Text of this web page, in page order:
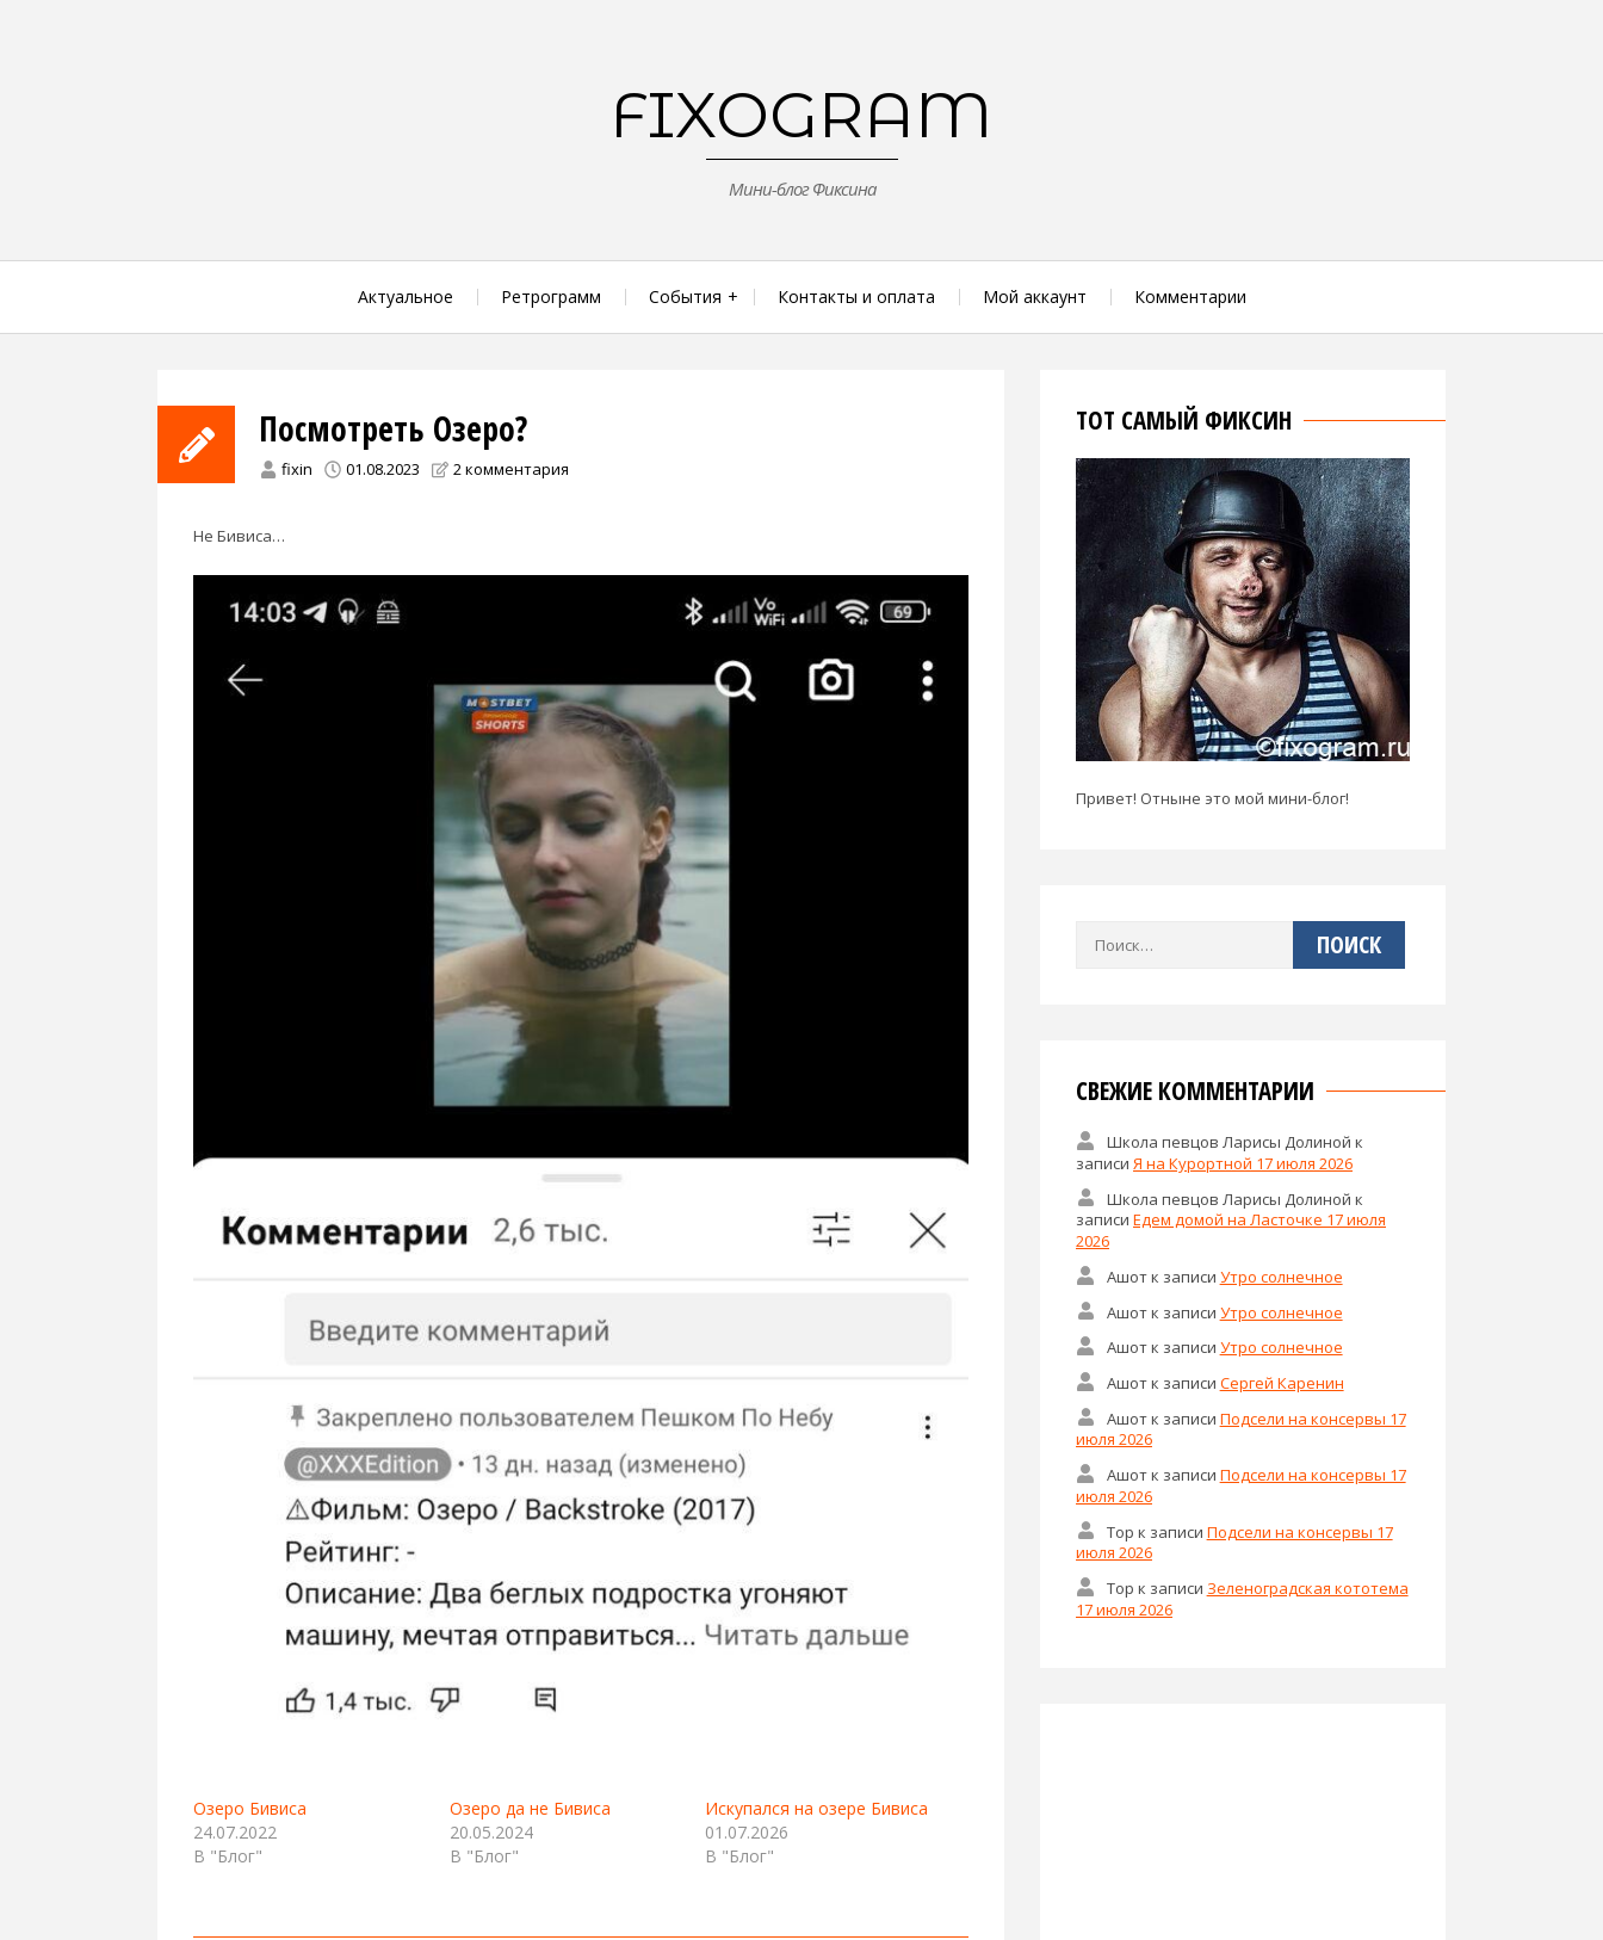
FIXOGRAM
Мини-блог Фиксина
Актуальное Ретрограмм События Контакты и оплата Мой аккаунт Комментарии
Посмотреть Озеро?
fixin 01.08.2023 2 комментария
Не Бивиса…
Озеро Бивиса
24.07.2022
В "Блог"
Озеро да не Бивиса
20.05.2024
В "Блог"
Искупался на озере Бивиса
01.07.2026
В "Блог"
ТОТ САМЫЙ ФИКСИН
Привет! Отныне это мой мини-блог!
Найти:
СВЕЖИЕ КОММЕНТАРИИ
Школа певцов Ларисы Долиной к
записи Я на Курортной 17 июля 2026
Школа певцов Ларисы Долиной к
записи Едем домой на Ласточке 17 июля
2026
Ашотк записи Утро солнечное
Ашотк записи Утро солнечное
Ашотк записи Утро солнечное
Ашотк записи Сергей Каренин
Ашотк записи Подсели на консервы 17
июля 2026
Ашотк записи Подсели на консервы 17
июля 2026
Тор к записи Подсели на консервы 17
июля 2026
Тор к записи Зеленоградская кототема
17 июля 2026